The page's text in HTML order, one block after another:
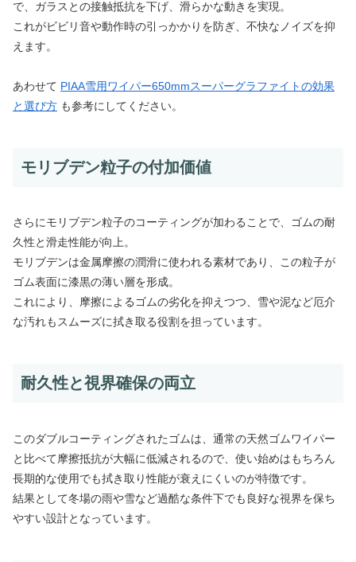
で、ガラスとの接触抵抗を下げ、滑らかな動きを実現。
これがビビリ音や動作時の引っかかりを防ぎ、不快なノイズを抑
えます。
あわせて PIAA雪用ワイパー650mmスーパーグラファイトの効果
と選び方 も参考にしてください。
モリブデン粒子の付加価値
さらにモリブデン粒子のコーティングが加わることで、ゴムの耐
久性と滑走性能が向上。
モリブデンは金属摩擦の潤滑に使われる素材であり、この粒子が
ゴム表面に漆黒の薄い層を形成。
これにより、摩擦によるゴムの劣化を抑えつつ、雪や泥など厄介
な汚れもスムーズに拭き取る役割を担っています。
耐久性と視界確保の両立
このダブルコーティングされたゴムは、通常の天然ゴムワイパー
と比べて摩擦抵抗が大幅に低減されるので、使い始めはもちろん
長期的な使用でも拭き取り性能が衰えにくいのが特徴です。
結果として冬場の雨や雪など過酷な条件下でも良好な視界を保ち
やすい設計となっています。